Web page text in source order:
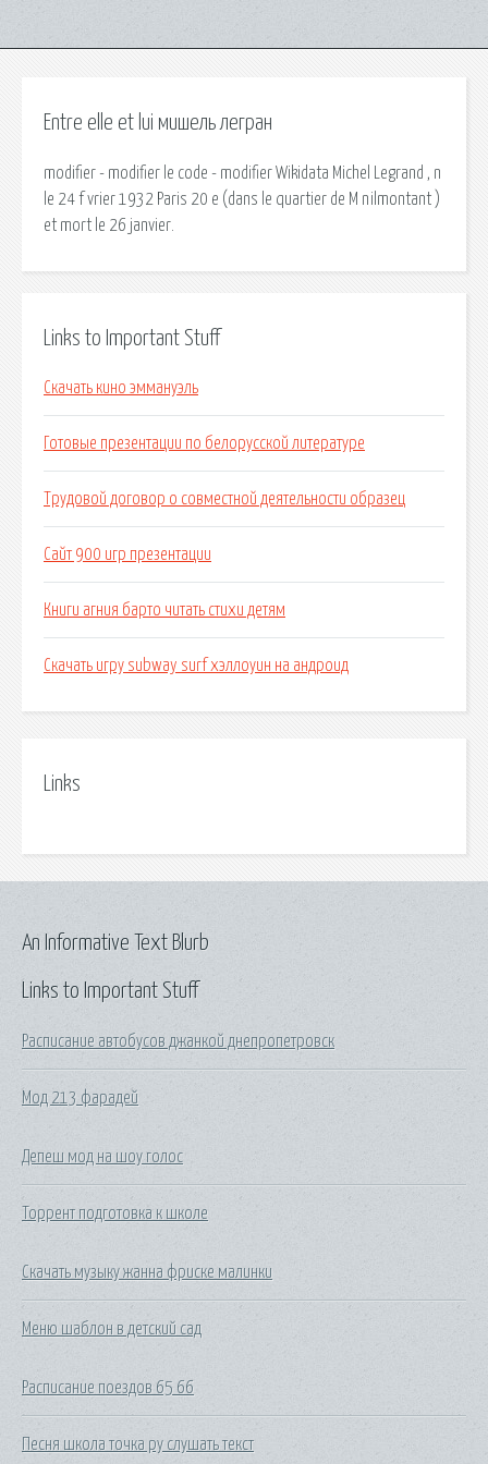
Entre elle et lui мишель легран
modifier - modifier le code - modifier Wikidata Michel Legrand , n
le 24 f vrier 1932 Paris 20 e (dans le quartier de M nilmontant )
et mort le 26 janvier.
Links to Important Stuff
Скачать кино эммануэль
Готовые презентации по белорусской литературе
Трудовой договор о совместной деятельности образец
Сайт 900 игр презентации
Книги агния барто читать стихи детям
Скачать игру subway surf хэллоуин на андроид
Links
Links to Important Stuff
Расписание автобусов джанкой днепропетровск
Мод 213 фарадей
Депеш мод на шоу голос
Торрент подготовка к школе
Скачать музыку жанна фриске малинки
Меню шаблон в детский сад
Расписание поездов 65 66
Песня школа точка ру слушать текст
An Informative Text Blurb